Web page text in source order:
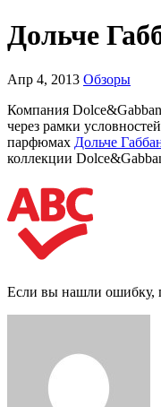
Дольче
Апр 4, 2013 Обзоры
Компания
через рамки
парфюмах Дольче
коллекции
Если вы нашли ошибку,